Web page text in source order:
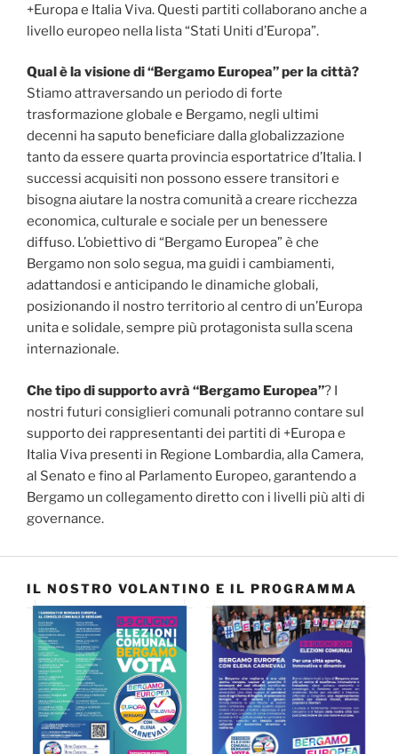
+Europa e Italia Viva. Questi partiti collaborano anche a
livello europeo nella lista “Stati Uniti d’Europa”.
Qual è la visione di “Bergamo Europea” per la città?
Stiamo attraversando un periodo di forte
trasformazione globale e Bergamo, negli ultimi
decenni ha saputo beneficiare dalla globalizzazione
tanto da essere quarta provincia esportatrice d’Italia. I
successi acquisiti non possono essere transitori e
bisogna aiutare la nostra comunità a creare ricchezza
economica, culturale e sociale per un benessere
diffuso. L’obiettivo di “Bergamo Europea” è che
Bergamo non solo segua, ma guidi i cambiamenti,
adattandosi e anticipando le dinamiche globali,
posizionando il nostro territorio al centro di un’Europa
unita e solidale, sempre più protagonista sulla scena
internazionale.
Che tipo di supporto avrà “Bergamo Europea”? I
nostri futuri consiglieri comunali potranno contare sul
supporto dei rappresentanti dei partiti di +Europa e
Italia Viva presenti in Regione Lombardia, alla Camera,
al Senato e fino al Parlamento Europeo, garantendo a
Bergamo un collegamento diretto con i livelli più alti di
governance.
IL NOSTRO VOLANTINO E IL PROGRAMMA